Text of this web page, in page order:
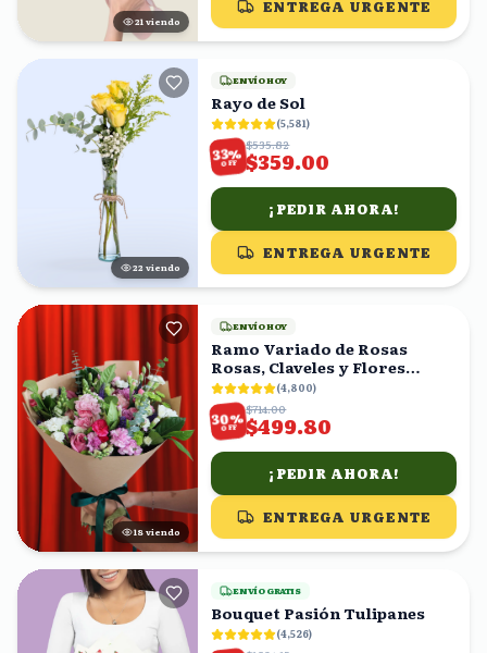
20 viendo
ENTREGA URGENTE
23 viendo
ENVÍO HOY
Rayo de Sol
(5,581)
33%
OFF
$535.82
$359.00
¡PEDIR AHORA!
ENTREGA URGENTE
18 viendo
ENVÍO HOY
Ramo Variado de Rosas
Rosas, Claveles y Flores
Mixtas con Eucalipto
(4,800)
30%
OFF
$714.00
$499.80
¡PEDIR AHORA!
ENTREGA URGENTE
ENVÍO GRATIS
Bouquet Pasión Tulipanes
(4,526)